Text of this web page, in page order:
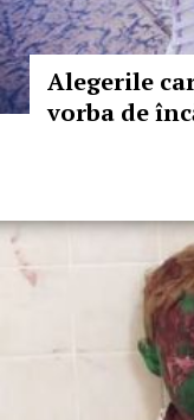
Alegerile
vorba de